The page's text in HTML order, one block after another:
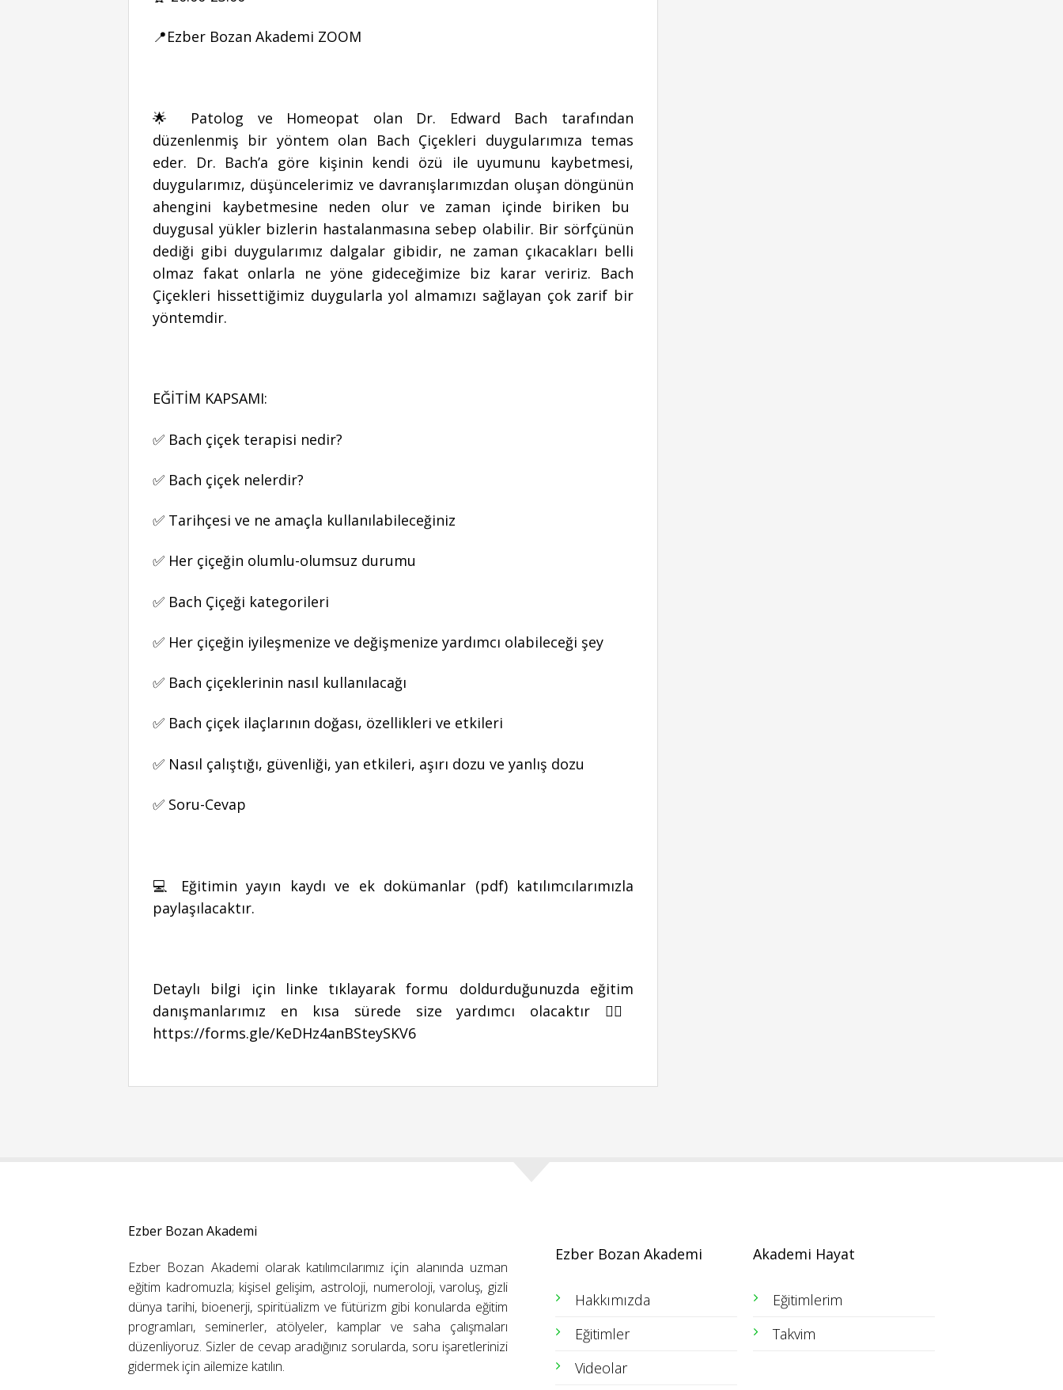
📍Ezber Bozan Akademi ZOOM
🌟 Patolog ve Homeopat olan Dr. Edward Bach tarafından
düzenlenmiş bir yöntem olan Bach Çiçekleri duygularımıza temas
eder. Dr. Bach’a göre kişinin kendi özü ile uyumunu kaybetmesi,
duygularımız, düşüncelerimiz ve davranışlarımızdan oluşan döngünün
ahengini kaybetmesine neden olur ve zaman içinde biriken bu
duygusal yükler bizlerin hastalanmasına sebep olabilir. Bir sörfçünün
dediği gibi duygularımız dalgalar gibidir, ne zaman çıkacakları belli
olmaz fakat onlarla ne yöne gideceğimize biz karar veririz. Bach
Çiçekleri hissettiğimiz duygularla yol almamızı sağlayan çok zarif bir
yöntemdir.
EĞİTİM KAPSAMI:
✅ Bach çiçek terapisi nedir?
✅ Bach çiçek nelerdir?
✅ Tarihçesi ve ne amaçla kullanılabileceğiniz
✅ Her çiçeğin olumlu-olumsuz durumu
✅ Bach Çiçeği kategorileri
✅ Her çiçeğin iyileşmenize ve değişmenize yardımcı olabileceği şey
✅ Bach çiçeklerinin nasıl kullanılacağı
✅ Bach çiçek ilaçlarının doğası, özellikleri ve etkileri
✅ Nasıl çalıştığı, güvenliği, yan etkileri, aşırı dozu ve yanlış dozu
✅ Soru-Cevap
💻 Eğitimin yayın kaydı ve ek dokümanlar (pdf) katılımcılarımızla
paylaşılacaktır.
Detaylı bilgi için linke tıklayarak formu doldurduğunuzda eğitim
danışmanlarımız en kısa sürede size yardımcı olacaktır 👉🏻
https://forms.gle/KeDHz4anBSteySKV6
Ezber Bozan Akademi
Ezber Bozan Akademi olarak katılımcılarımız için alanında uzman
eğitim kadromuzla; kişisel gelişim, astroloji, numeroloji, varoluş, gizli
dünya tarihi, bioenerji, spiritüalizm ve fütürizm gibi konularda eğitim
programları, seminerler, atölyeler, kamplar ve saha çalışmaları
düzenliyoruz. Sizler de cevap aradığınız sorularda, soru işaretlerinizi
gidermek için ailemize katılın.
Ezber Bozan Akademi
Hakkımızda
Eğitimler
Videolar
Akademi Hayat
Eğitimlerim
Takvim